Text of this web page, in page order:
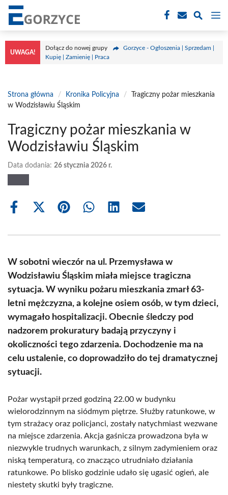
Przejdź
treści
UWAGA!
Dołącz do nowej grupy
Gorzyce - Ogłoszenia | Sprzedam |
Kupię | Zamienię | Praca
Strona główna / Kronika Policyjna /
Tragiczny pożar mieszkania
w Wodzisławiu Śląskim
Tragiczny pożar mieszkania w
Wodzisławiu Śląskim
Data dodania: 26 stycznia 2026 r.
Share
Share
(Twitter)
Share Share Share Share
W sobotni wieczór na ul. Przemysława w
Wodzisławiu Śląskim miała miejsce tragiczna
sytuacja. W wyniku pożaru mieszkania zmarł 63-
letni mężczyzna, a kolejne osiem osób, w tym dzieci,
wymagało hospitalizacji. Obecnie śledczy pod
nadzorem prokuratury badają przyczyny i
okoliczności tego zdarzenia. Dochodzenie ma na
celu ustalenie, co doprowadziło do tej dramatycznej
sytuacji.
Pożar wystąpił przed godziną 22.00 w budynku
wielorodzinnym na siódmym piętrze. Służby ratunkowe, w
tym strażacy oraz policjanci, zostały natychmiast wezwane
na miejsce zdarzenia. Akcja gaśnicza prowadzona była w
niezwykle trudnych warunkach, z silnym zadymieniem oraz
niską temperaturą, co znacząco utrudniało działania
ratunkowe. Po blisko godzinie udało się ugasić ogień, ale
niestety skutki były tragiczne.